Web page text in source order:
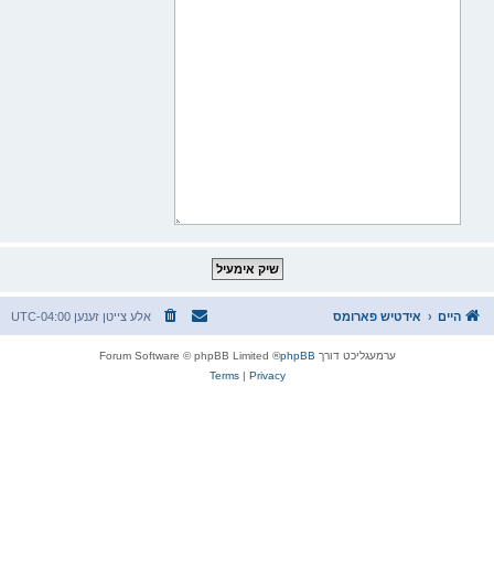
היים אידטיש פארומס אלע צייטן זענען UTC-04:00
ערמעגליכט דורך phpBB
® Forum Software © phpBB Limited
Privacy
|
Terms